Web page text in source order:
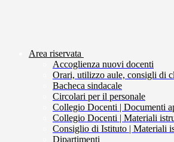
Area riservata
Accoglienza nuovi docenti
Orari, utilizzo aule, consigli di
Bacheca sindacale
Circolari per il personale
Collegio Docenti | Documenti
Collegio Docenti | Materiali
Consiglio di Istituto | Materiali
Dipartimenti